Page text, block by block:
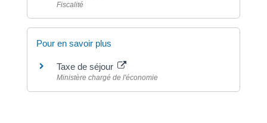
Fiscalité
Pour en savoir plus
Taxe de séjour
Ministère chargé de l'économie